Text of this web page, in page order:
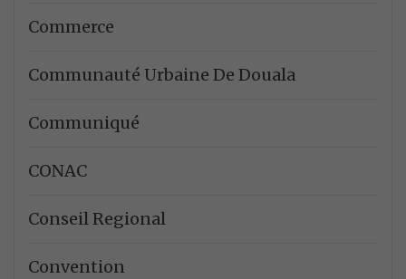
Commerce
Communauté Urbaine De Douala
Communiqué
CONAC
Conseil Regional
Convention